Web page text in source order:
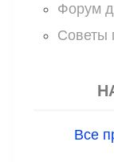
Форум
Советы
Все